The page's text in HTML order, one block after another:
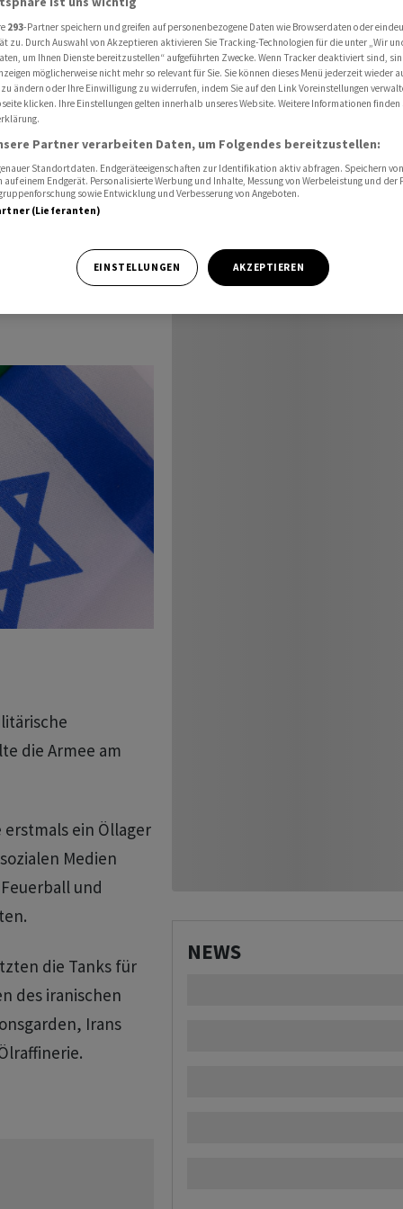
Iran
im Iran.
die Armee am
ein Öllager
Medien
und
die Tanks für
des iranischen
Irans
NEWS
293-Partner speichern und greifen auf personenbezogene Daten wie Browserdaten oder
zu. Durch Auswahl von Akzeptieren aktivieren Sie Tracking-Technologien für die unter „Wir
um Ihnen Dienste bereitzustellen“ aufgeführten Zwecke. Wenn Tracker deaktiviert sind,
möglicherweise nicht mehr so relevant für Sie. Sie können dieses Menü jederzeit wieder
ändern oder Ihre Einwilligung zu widerrufen, indem Sie auf den Link Voreinstellungen
klicken. Ihre Einstellungen gelten innerhalb unseres Website. Weitere Informationen finden
Partner verarbeiten Daten, um Folgendes bereitzustellen:
Standortdaten. Endgeräteeigenschaften zur Identifikation aktiv abfragen. Speichern
einem Endgerät. Personalisierte Werbung und Inhalte, Messung von Werbeleistung und der
sowie Entwicklung und Verbesserung von Angeboten.
(Lieferanten)
EINSTELLUNGEN AKZEPTIEREN